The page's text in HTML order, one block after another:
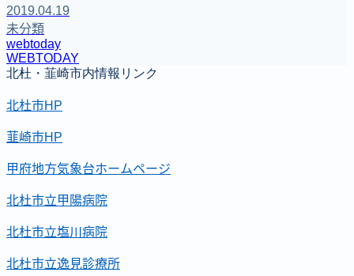
2019.04.19
未分類
webtoday
WEBTODAY
北杜・韮崎市内情報リンク
北杜市HP
韮崎市HP
甲府地方気象台ホームページ
北杜市立甲陽病院
北杜市立塩川病院
北杜市立逸見診療所